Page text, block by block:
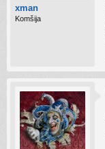
xman
Komšija